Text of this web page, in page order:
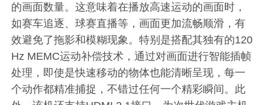
的画面数量。这意味着在播放高速运动的画面时，
如赛车追逐、球赛直播等，画面更加流畅顺滑，有
效避免了拖影和模糊现象。特别是搭配其独有的120
Hz MEMC运动补偿技术，通过对画面进行智能插帧
处理，即使是快速移动的物体也能清晰呈现，每一
个动作都精准捕捉，不错过任何一个精彩瞬间。此